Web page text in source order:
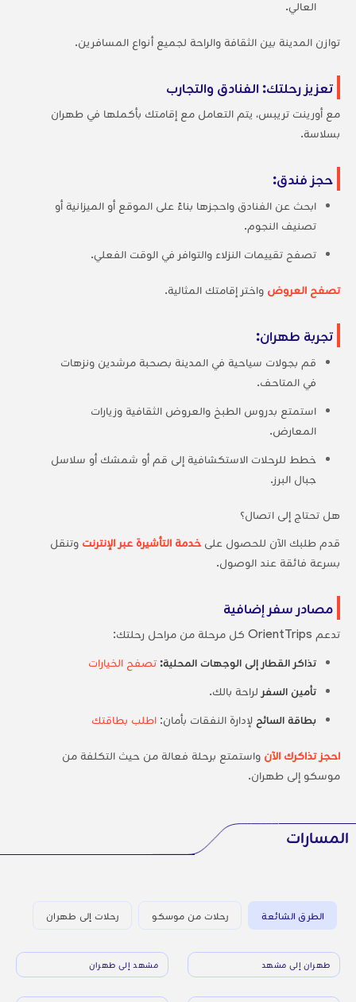
العالي.
توازن المدينة بين الثقافة والراحة لجميع أنواع المسافرين.
تعزيز رحلتك: الفنادق والتجارب
مع أورينت تريبس، يتم التعامل مع إقامتك بأكملها في طهران
بسلاسة.
حجز فندق:
ابحث عن الفنادق واحجزها بناءً على الموقع أو الميزانية أو
تصنيف النجوم.
تصفح تقييمات النزلاء والتوافر في الوقت الفعلي.
تصفح العروض واختر إقامتك المثالية.
تجربة طهران:
قم بجولات سياحية في المدينة بصحبة مرشدين ونزهات
في المتاحف.
استمتع بدروس الطبخ والعروض الثقافية وزيارات
المعارض.
خطط للرحلات الاستكشافية إلى قم أو شمشك أو سلاسل
جبال البرز.
هل تحتاج إلى اتصال؟
قدم طلبك الآن للحصول على خدمة التأشيرة عبر الإنترنت وتنقل
بسرعة فائقة عند الوصول.
مصادر سفر إضافية
تدعم OrientTrips كل مرحلة من مراحل رحلتك:
تذاكر القطار إلى الوجهات المحلية: تصفح الخيارات
تأمين السفر لراحة بالك.
بطاقة السائح لإدارة النفقات بأمان: اطلب بطاقتك
احجز تذاكرك الآن واستمتع برحلة فعالة من حيث التكلفة من
موسكو إلى طهران.
المسارات
الطرق الشائعة رحلات من موسكو رحلات إلى طهران
طهران إلى مشهد مشهد إلى طهران